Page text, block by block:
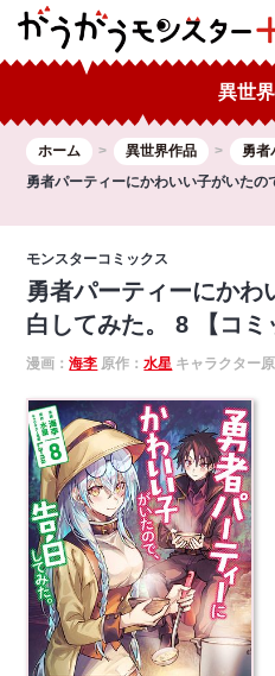
異世
ホーム 異世界作品
勇者
勇者パーティーにかわいい子がいたの
モンスターコミックス
勇者パーティーにかわ
白してみた。 8 【コミ
漫画：海李 原作：水星 キャラクター原